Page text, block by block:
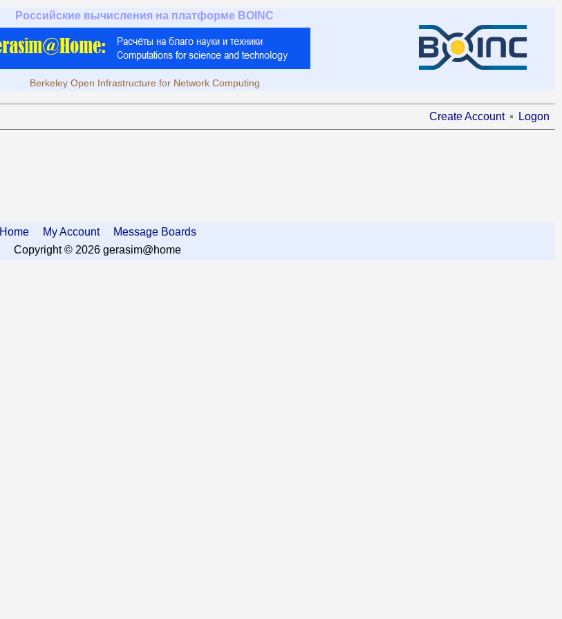
Российские вычисления на платформе BOINC
Berkeley Open Infrastructure for Network Computing
Create Account Logon
Home My Account
Message Boards
Copyright © 2026 gerasim@home